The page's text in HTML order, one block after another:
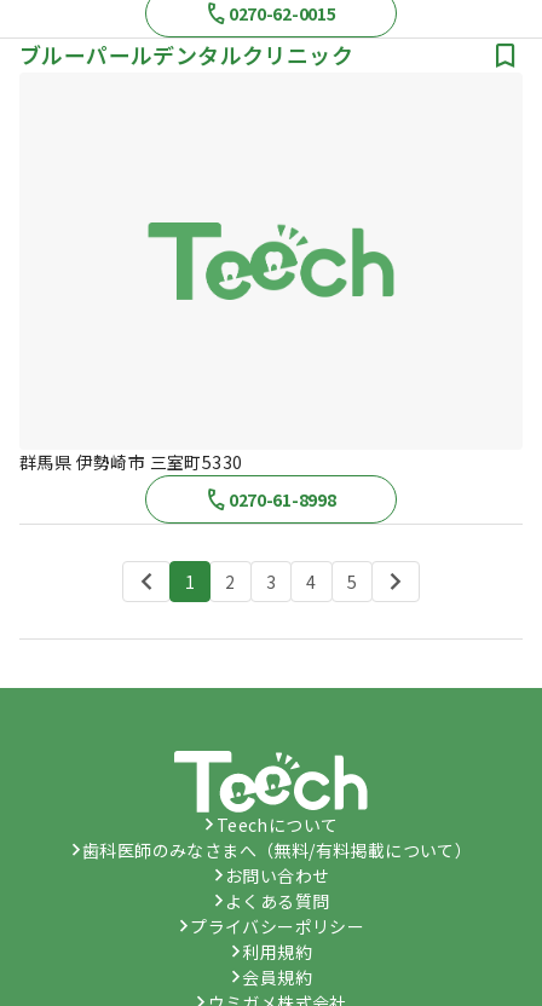
0270-62-0015
ブルーパールデンタルクリニック
群馬県 伊勢崎市 三室町5330
0270-61-8998
1 2 3 4 5
Teechについて
歯科医師のみなさまへ（無料/有料掲載について）
お問い合わせ
よくある質問
プライバシーポリシー
利用規約
会員規約